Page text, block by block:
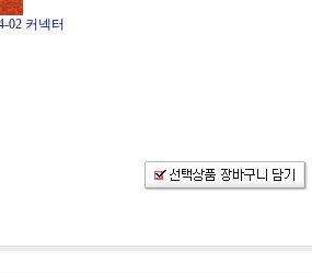
02 커넥터